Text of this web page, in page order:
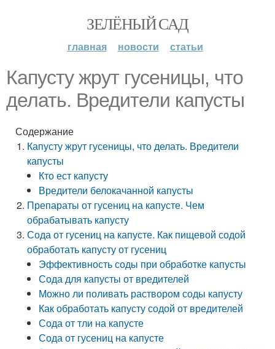
ЗЕЛЁНЫЙ САД
главная новости статьи
Капусту жрут гусеницы, что
делать. Вредители капусты
Содержание
Капусту жрут гусеницы, что делать. Вредители
капусты
Кто ест капусту
Вредители белокачанной капусты
Препараты от гусениц на капусте. Чем
обрабатывать капусту
Сода от гусениц на капусте. Как пищевой содой
обработать капусту от гусениц
Эффективность соды при обработке капусты
Сода для капусты от вредителей
Можно ли поливать раствором соды капусту
Как обработать капусту содой от вредителей
Сода от тли на капусте
Сода от гусениц на капусте